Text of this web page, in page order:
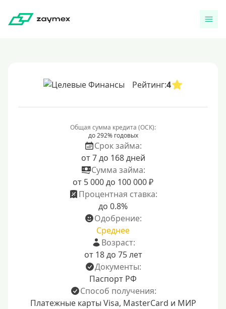
Рейтинг:4
Общая сумма кредита (ОСК):
до 292% годовых
Срок займа:
от 7 до 168 дней
Сумма займа:
от 5 000 до 100 000 ₽
Процентная ставка:
до 0.8%
Одобрение:
Среднее
Возраст:
от 18 до 75 лет
Документы:
Паспорт РФ
Способ получения:
Платежные карты Visa, MasterCard и МИР